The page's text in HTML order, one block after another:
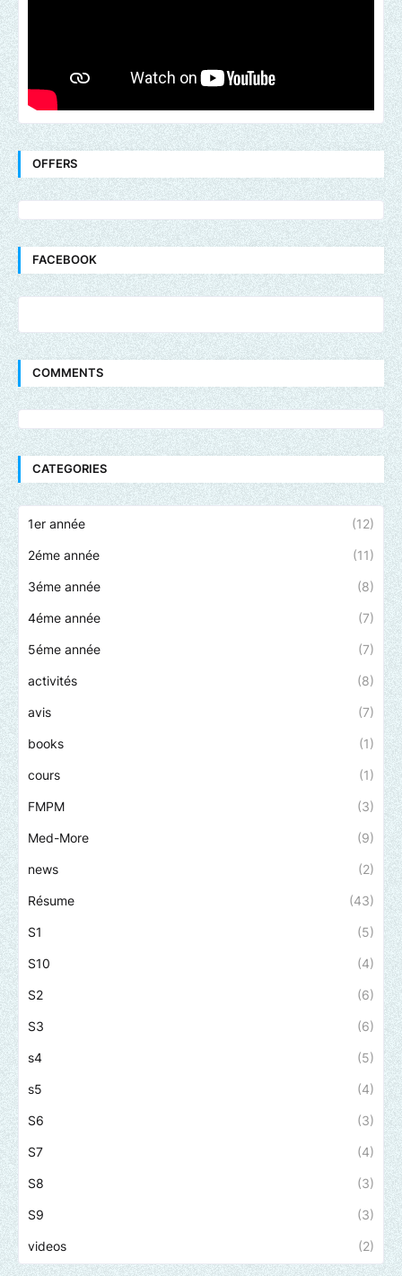
OFFERS
FACEBOOK
COMMENTS
CATEGORIES
1er année (12)
2éme année (11)
3éme année (8)
4éme année (7)
5éme année (7)
activités (8)
avis (7)
books (1)
cours (1)
FMPM (3)
Med-More (9)
news (2)
Résume (43)
S1 (5)
S10 (4)
S2 (6)
S3 (6)
s4 (5)
s5 (4)
S6 (3)
S7 (4)
S8 (3)
S9 (3)
videos (2)